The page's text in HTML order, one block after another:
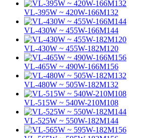
VL-395W ~ 420W-166M132
VL-430W ~ 455W-166M144
VL-430W ~ 455W-182M120
VL-465W ~ 490W-166M156
VL-480W ~ 505W-182M132
VL-515W ~ 540W-210M108
VL-525W ~ 550W-182M144